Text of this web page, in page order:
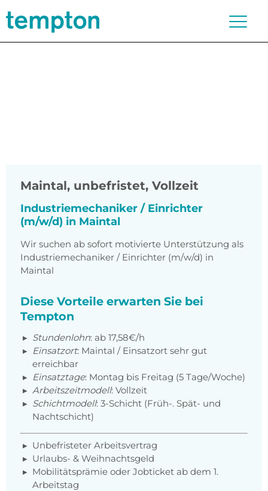
Maintal, unbefristet, Vollzeit
Industriemechaniker / Einrichter
(m/w/d) in Maintal
Wir suchen ab sofort motivierte Unterstützung als
Industriemechaniker / Einrichter (m/w/d) in
Maintal
Diese Vorteile erwarten Sie bei
Tempton
Stundenlohn: ab 17,58€/h
Einsatzort: Maintal / Einsatzort sehr gut
erreichbar
Einsatztage: Montag bis Freitag (5 Tage/Woche)
Arbeitszeitmodell: Vollzeit
Schichtmodell: 3-Schicht (Früh-. Spät- und
Nachtschicht)
Unbefristeter Arbeitsvertrag
Urlaubs- & Weihnachtsgeld
Mobilitätsprämie oder Jobticket ab dem 1.
Arbeitstag